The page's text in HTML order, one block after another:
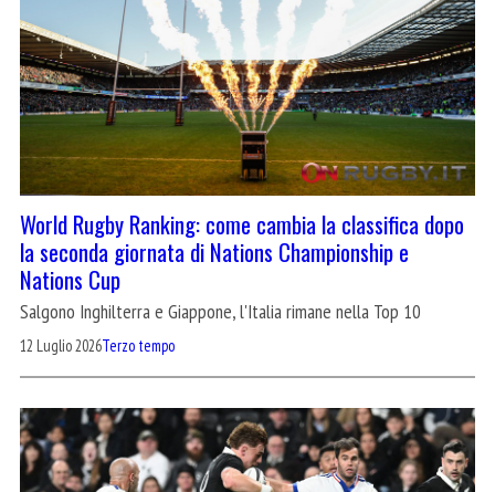
World Rugby Ranking: come cambia la classifica dopo
la seconda giornata di Nations Championship e
Nations Cup
Salgono Inghilterra e Giappone, l'Italia rimane nella Top 10
12 Luglio 2026Terzo tempo